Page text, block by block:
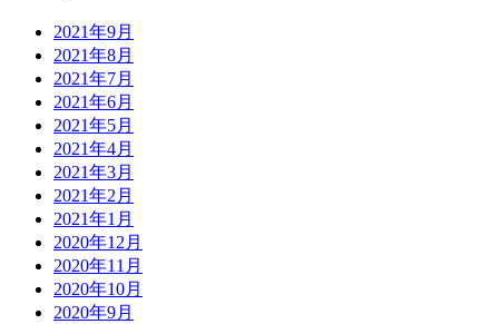
2021年9月
2021年8月
2021年7月
2021年6月
2021年5月
2021年4月
2021年3月
2021年2月
2021年1月
2020年12月
2020年11月
2020年10月
2020年9月